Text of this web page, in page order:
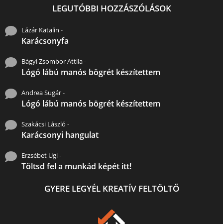
LEGUTÓBBI HOZZÁSZÓLÁSOK
Lázár Katalin -
Karácsonyfa
Bágyi Zsombor Attila-
Lógó lábú manós bögrét készítettem
Andrea Sugár-
Lógó lábú manós bögrét készítettem
Szakácsi László -
Karácsonyi hangulat
Erzsébet Ugi-
Töltsd fel a munkád képét itt!
GYERE LEGYÉL KREATÍV FELTÖLTŐ